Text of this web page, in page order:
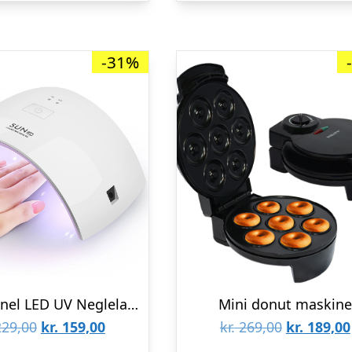
-31%
Professionel LED UV Neglelampe
Den
kr. 159,00Den
Mini donut maskine
kr.269,00 Den
kr. 189,00